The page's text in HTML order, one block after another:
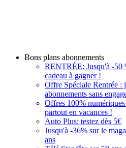
Bons plans abonnements
RENTRÉE: Jusqu'à -50
cadeau à gagner !
Offre Spéciale Rentrée :
abonnements sans
Offres 100%
partout en vacances !
Auto Plus: testez dès 5€
Jusqu'à -36% sur le
ans